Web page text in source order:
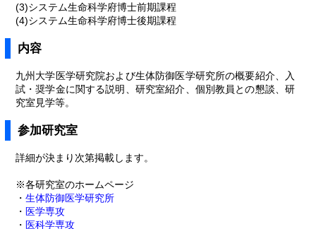
(3)システム生命科学府博士前期課程
(4)システム生命科学府博士後期課程
内容
九州大学医学研究院および生体防御医学研究所の概要紹介、入
試・奨学金に関する説明、研究室紹介、個別教員との懇談、研
究室見学等。
参加研究室
詳細が決まり次第掲載します。
※各研究室のホームページ
・ 生体防御医学研究所
・ 医学専攻
・ 医科学専攻